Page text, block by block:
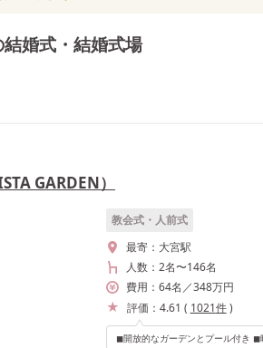
婚式・結婚式場
GARDEN）
教会式・人前式
最寄： 大宮駅
人数： 2名〜146名
費用： 64名 ／348万円
評価： 4.61 ( 1021件)